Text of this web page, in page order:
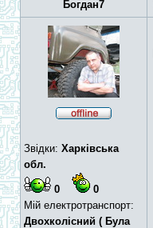
Богдан7
Звідки: Харківська
обл.
0
0
Мій електротранспорт:
Двохколісний ( Була